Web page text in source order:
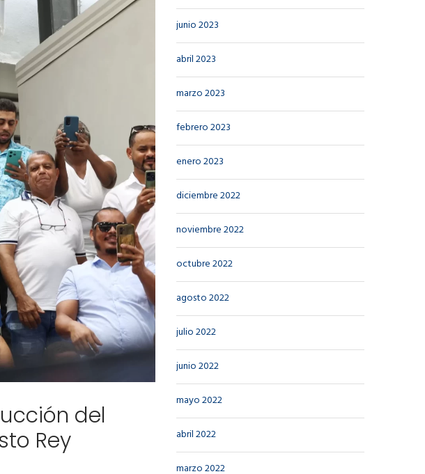
del
Rey
junio 2023
abril 2023
marzo 2023
febrero 2023
enero 2023
diciembre 2022
noviembre 2022
octubre 2022
agosto 2022
julio 2022
junio 2022
mayo 2022
abril 2022
marzo 2022